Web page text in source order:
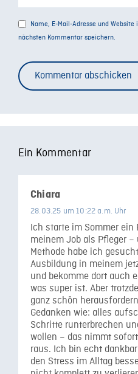
Name, E-Mail-Adresse und
nächsten Kommentar speichern.
Ein Kommentar
Chiara
28.03.25 um 10:22 a.m. Uhr
Ich starte im Sommer ein
meinem Job als Pfleger
Methode habe ich
Ausbildung in meinem
und bekomme dort auch
was super ist. Aber
ganz schön
Gedanken wie: alles
Schritte runterbrechen
wollen – das nimmt
raus. Ich bin echt
den Stress im Alltag